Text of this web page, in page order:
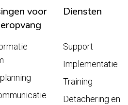
voor
Diensten
Support
Implementatie
Training
Detachering en